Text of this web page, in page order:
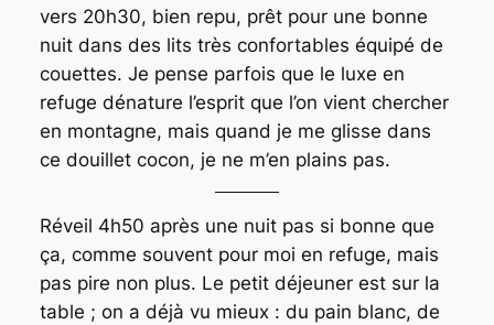
vers 20h30, bien repu, prêt pour une bonne
nuit dans des lits très confortables équipé de
couettes. Je pense parfois que le luxe en
refuge dénature l’esprit que l’on vient chercher
en montagne, mais quand je me glisse dans
ce douillet cocon, je ne m’en plains pas.
Réveil 4h50 après une nuit pas si bonne que
ça, comme souvent pour moi en refuge, mais
pas pire non plus. Le petit déjeuner est sur la
table ; on a déjà vu mieux : du pain blanc, de